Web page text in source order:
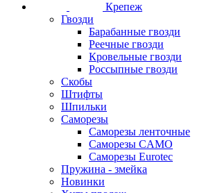
Крепеж
Гвозди
Барабанные гвозди
Реечные гвозди
Кровельные гвозди
Россыпные гвозди
Скобы
Штифты
Шпильки
Саморезы
Саморезы ленточные
Саморезы CAMO
Саморезы Eurotec
Пружина - змейка
Новинки